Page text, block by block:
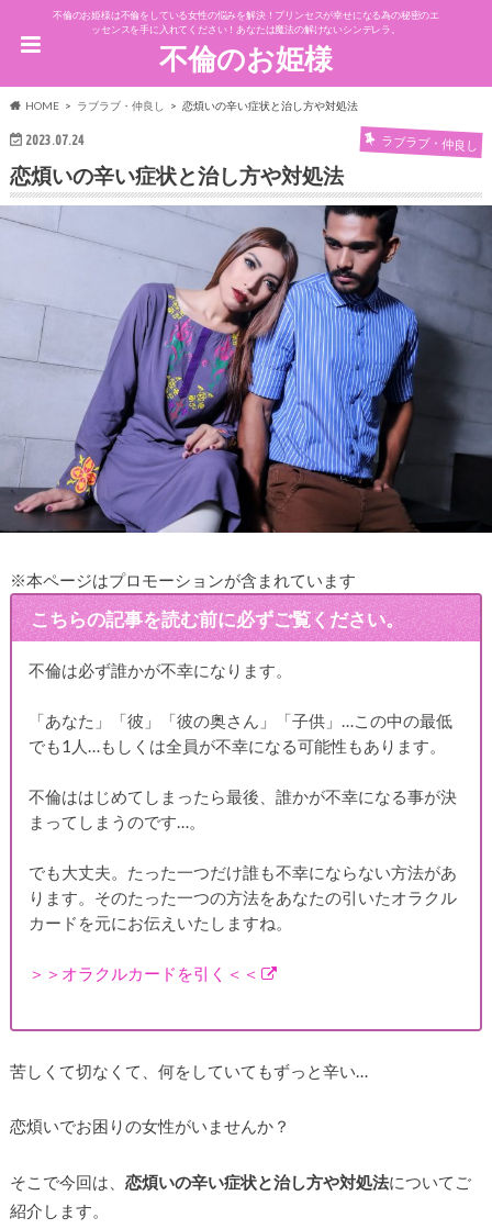
不倫のお姫様は不倫をしている女性の悩みを解決！プリンセスが幸せになる為の秘密のエ
ッセンスを手に入れてください！あなたは魔法の解けないシンデレラ。
不倫のお姫様
HOME ラブラブ・仲良し 恋煩いの辛い症状と治し方や対処法
2023.07.24 ラブラブ・仲良し
恋煩いの辛い症状と治し方や対処法
※本ページはプロモーションが含まれています
こちらの記事を読む前に必ずご覧ください。
不倫は必ず誰かが不幸になります。
「あなた」「彼」「彼の奥さん」「子供」…この中の最低
でも1人…もしくは全員が不幸になる可能性もあります。
不倫ははじめてしまったら最後、誰かが不幸になる事が決
まってしまうのです…。
でも大丈夫。たった一つだけ誰も不幸にならない方法があ
ります。そのたった一つの方法をあなたの引いたオラクル
カードを元にお伝えいたしますね。
＞＞オラクルカードを引く＜＜
苦しくて切なくて、何をしていてもずっと辛い…
恋煩いでお困りの女性がいませんか？
そこで今回は、 恋煩いの辛い症状と治し方や対処法についてご
紹介します。